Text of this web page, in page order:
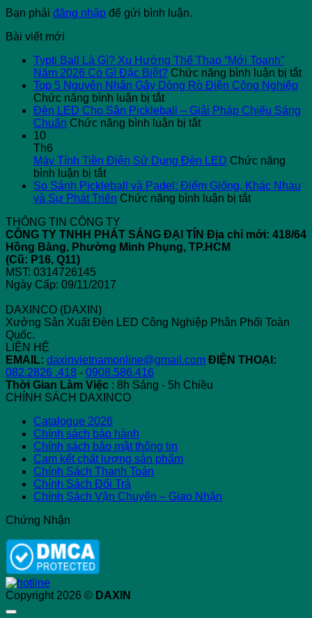
Bạn phải đăng nhập để gửi bình luận.
Bài viết mới
Typti Ball Là Gì? Xu Hướng Thể Thao “Mới Toanh”
Năm 2026 Có Gì Đặc Biệt? Chức năng bình luận bị tắtở
Top 5 Nguyên Nhân Gây Dòng Rò Điện Công Nghiệp
Chức năng bình luận bị tắtở
Top
5
Gây
Rò
Điện
Đèn LED Cho Sân Pickleball – Giải Pháp Chiếu Sáng
Chuẩn Chức năng bình luận bị tắtở
Cho
Pickleball
–
Chiếu
Sáng
10
Th6
Máy Tính Tiền Điện Sử Dụng Đèn LED Chức năng
bình luận bị tắtở
Máy
Tính
Điện
Sử
Dụng
So Sánh Pickleball và Padel: Điểm Giống, Khác Nhau
và Sự Phát Triển Chức năng bình luận bị tắtở
Pickleball
và
Triển
THÔNG TIN CÔNG TY
CÔNG TY TNHH PHÁT SÁNG ĐẠI TÍN Địa chỉ mới: 418/64
Hồng Bàng, Phường Minh Phụng, TP.HCM
(Cũ: P16, Q11)
MST: 0314726145
Ngày Cấp: 09/11/2017
DAXINCO (DAXIN)
Xưởng Sản Xuất Đèn LED Công Nghiệp Phân Phối Toàn
Quốc.
LIÊN HỆ
EMAIL: daxinvietnamonline@gmail.com ĐIỆN THOẠI:
082.2826 .418 - 0908.586.416
Thời Gian Làm Việc : 8h Sáng - 5h Chiều
CHÍNH SÁCH DAXINCO
Catalogue 2026
Chính sách bảo hành
Chính sách bảo mật thông tin
Cam kết chất lượng sản phẩm
Chính Sách Thanh Toán
Chính Sách Đổi Trả
Chính Sách Vận Chuyển – Giao Nhận
Chứng Nhận
Copyright 2026 © DAXIN